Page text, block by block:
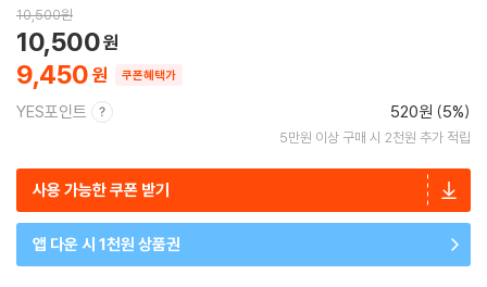
10,500원
9,450
10,500
쿠폰혜택가
YES포인트 520원 (5%)
5만원 이상 구매 시 2천원 추가 적립
사용 가능한 쿠폰 받기
앱 다운 시 1천원 상품권